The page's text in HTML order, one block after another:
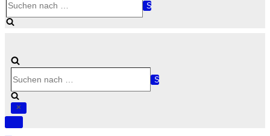
nach …
nach …
Navigation